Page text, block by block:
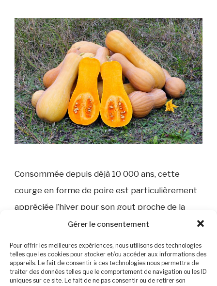
Gérer le consentement
Pour offrir les meilleures expériences, nous utilisons des technologies
telles que les cookies pour stocker et/ou accéder aux informations des
appareils. Le fait de consentir à ces technologies nous permettra de
traiter des données telles que le comportement de navigation ou les ID
uniques sur ce site. Le fait de ne pas consentir ou de retirer son
Consommée depuis déjà 10 000 ans, cette
courge en forme de poire est particulièrement
appréciée l’hiver pour son gout proche de la
châtaigne et sa chair tendre. Production La
c’est une courge musqué. On peut déguster ce
légume du mois d’octobre à mars. Apports